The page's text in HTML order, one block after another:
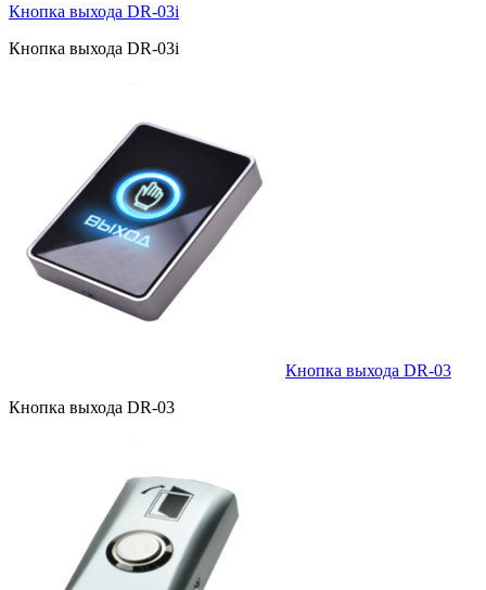
Кнопка выхода DR-03i
Кнопка выхода DR-03i
Кнопка выхода DR-03
Кнопка выхода DR-03